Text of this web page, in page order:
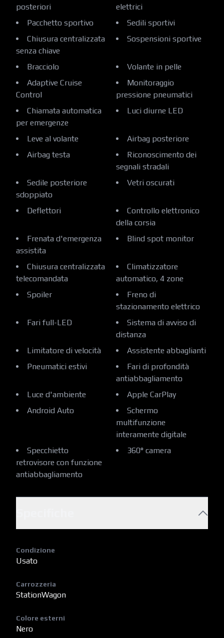
posteriori
elettrici
Pacchetto sportivo
Sedili sportivi
Chiusura centralizzata
senza chiave
Sospensioni sportive
Bracciolo
Volante in pelle
Adaptive Cruise
Control
Monitoraggio
pressione pneumatici
Chiamata automatica
per emergenze
Luci diurne LED
Leve al volante
Airbag posteriore
Airbag testa
Riconoscimento dei
segnali stradali
Sedile posteriore
sdoppiato
Vetri oscurati
Deflettori
Controllo elettronico
della corsia
Frenata d'emergenza
assistita
Blind spot monitor
Chiusura centralizzata
telecomandata
Climatizzatore
automatico, 4 zone
Spoiler
Freno di
stazionamento elettrico
Fari full-LED
Sistema di avviso di
distanza
Limitatore di velocità
Assistente abbaglianti
Pneumatici estivi
Fari di profondità
antiabbagliamento
Luce d'ambiente
Apple CarPlay
Android Auto
Schermo
multifunzione
interamente digitale
Specchietto
retrovisore con funzione
antiabbagliamento
360° camera
Condizione
Usato
Carrozzeria
StationWagon
Colore esterni
Nero